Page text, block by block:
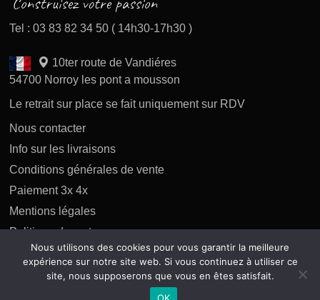
Tel : 03 83 82 34 50 ( 14h30-17h30 )
10ter route de Vandiéres
54700 Norroy les pont a mousson
Le retrait sur place se fait uniquement sur RDV
Nous contacter
Info sur les livraisons
Conditions générales de vente
Paiement 3x 4x
Mentions légales
Politique des retours
Politique de confidentialité
Nous utilisons des cookies pour vous garantir la meilleure
expérience sur notre site web. Si vous continuez à utiliser ce
site, nous supposerons que vous en êtes satisfait.
OK